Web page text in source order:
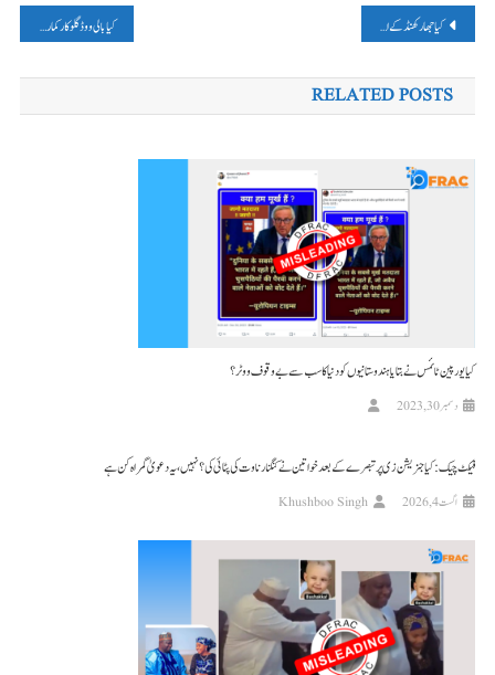
پوسٹوں
کی
نیویگیشن
کیا جھارکھنڈ کے اسکول نے پاکستان اور بنگلہ دیش کے قومی ترانوں کو حفظ کرنے کا ہوم ورک دیا؟ پڑھیں فیکٹ چیک کیا بالی ووڈ گلوکار کمار سانو نے سابق پاکستانی وزیراعظم عمران خان کے لئے گانا گایا- پڑھیں فیکٹ چیک
RELATED POSTS
کیا یورپین ٹائمس نے بتایا ہندوستانیوں کو دنیا کا سب سے بے وقوف ووٹر؟
دسمبر 30, 2023
فیکٹ چیک: کیا جنریشن زی پر تبصرے کے بعد خواتین نے کنگنا رناوت کی پٹائی کی؟ نہیں، یہ دعویٰ گمراہ کن ہے
اگست 4, 2026 Khushboo Singh